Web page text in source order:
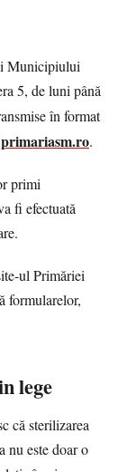
Municipiului
5, de luni până
în format
.
primi
fi efectuată
ul Primăriei
formularelor,
lege
că sterilizarea
nu este doar o